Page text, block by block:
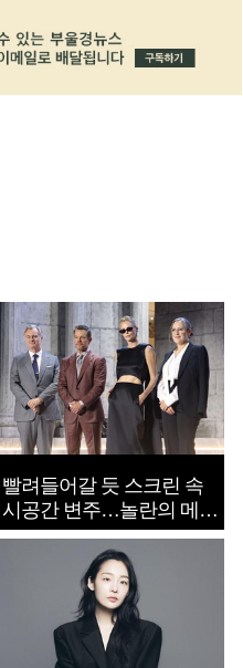
빨려들어갈 듯 스크린 속
시공간 변주…놀란의 메시
지는 ‘전쟁 속죄’